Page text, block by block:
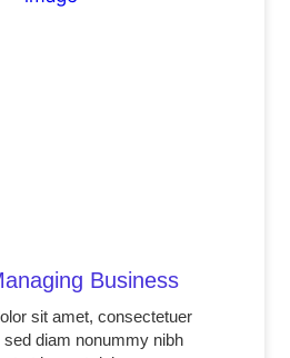
Business
sit amet, consectetuer
sed diam nonummy nibh